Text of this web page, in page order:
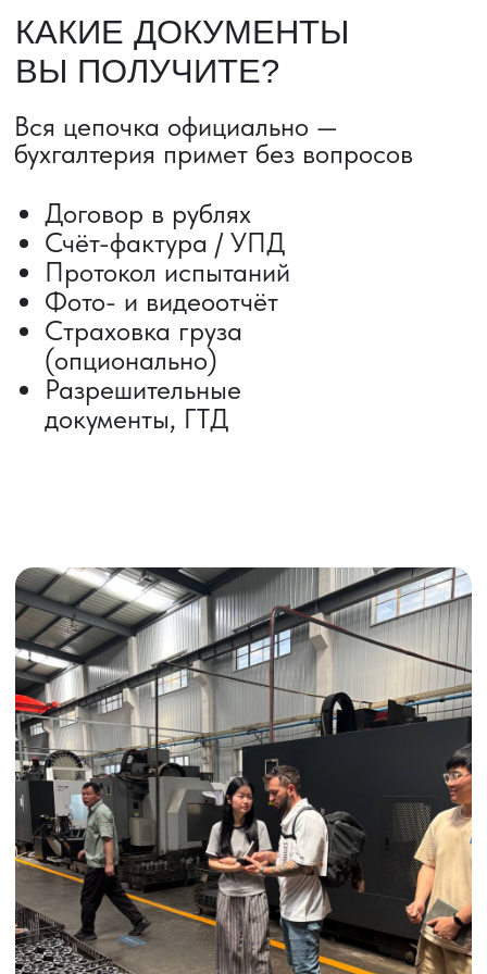
ВЫКУП ТОВАРОВ ИЗ КИТАЯ
Выкуп от 1 000 000 ₽
Выкуп с Alibaba
ИНДИВИДУАЛЬНЫЕ УСЛУГИ
Выгодные условия
Сертификация грузов
Консолидация грузов
Сопровождение грузов
Таможенное оформление
Страхование груза
Временное хранение
Организация производства
Проверка качества товара
Оплата и переговоры
с поставщиком
Инспекция поставщика
Получить консультацию
ДОСТАВКА ТОВАРОВ ИЗ КИТАЯ
Сроки от 5 дней
Авиадоставка
Сборный груз
Железнодорожные перевозки
Автогрузоперевозки
Контейнерные перевозки
Доставка образцов
Получить консультацию